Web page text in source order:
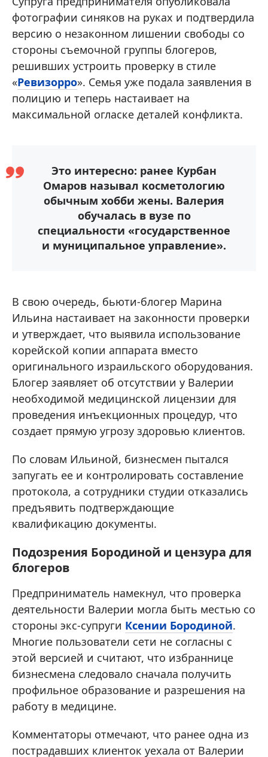
фотографии синяков на руках и подтвердила
версию о незаконном лишении свободы со
стороны съемочной группы блогеров,
решивших устроить проверку в стиле
«Ревизорро». Семья уже подала заявления в
полицию и теперь настаивает на
максимальной огласке деталей конфликта.
Это интересно: ранее Курбан
Омаров называл косметологию
обычным хобби жены. Валерия
обучалась в вузе по
специальности «государственное
и муниципальное управление».
В свою очередь, бьюти-блогер Марина
Ильина настаивает на законности проверки
и утверждает, что выявила использование
корейской копии аппарата вместо
оригинального израильского оборудования.
Блогер заявляет об отсутствии у Валерии
необходимой медицинской лицензии для
проведения инъекционных процедур, что
создает прямую угрозу здоровью клиентов.
По словам Ильиной, бизнесмен пытался
запугать ее и контролировать составление
протокола, а сотрудники студии отказались
предъявить подтверждающие
квалификацию документы.
Подозрения Бородиной и цензура для
блогеров
Предприниматель намекнул, что проверка
деятельности Валерии могла быть местью со
стороны экс-супруги Ксении Бородиной.
Многие пользователи сети не согласны с
этой версией и считают, что избраннице
бизнесмена следовало сначала получить
профильное образование и разрешения на
работу в медицине.
Комментаторы отмечают, что ранее одна из
пострадавших клиенток уехала от Валерии